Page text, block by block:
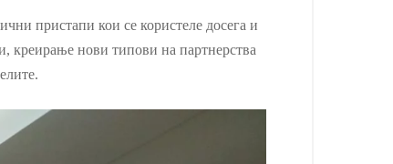
пристапи кои се користеле досега и
креирање нови типови на партнерства